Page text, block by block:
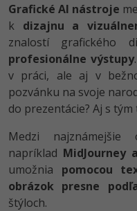
Grafické AI nástroje
k dizajnu a
znalostí grafického
profesionálne výstupy
v práci, ale aj v
pozvánku na svoje
do prezentácie? Aj s
Medzi
napríklad MidJourney
umožnia pomocou
obrázok presne
štýloch.